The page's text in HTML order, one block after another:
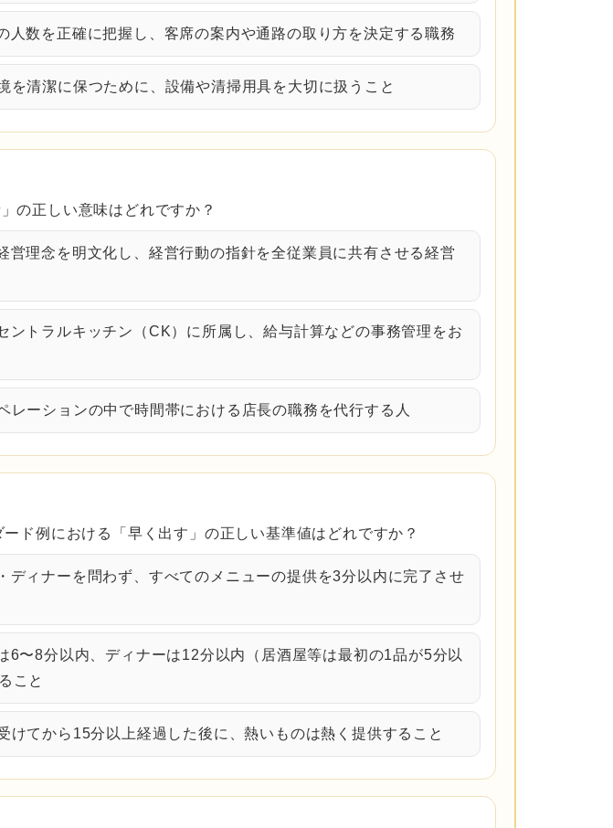
人数を正確に把握し、客席の案内や通路の取り方を決定する職務
を清潔に保つために、設備や清掃用具を大切に扱うこと
」の正しい意味はどれですか？
営理念を明文化し、経営行動の指針を全従業員に共有させる経営
ントラルキッチン（CK）に所属し、給与計算などの事務管理をお
レーションの中で時間帯における店長の職務を代行する人
ド例における「早く出す」の正しい基準値はどれですか？
ディナーを問わず、すべてのメニューの提供を3分以内に完了させ
6〜8分以内、ディナーは12分以内（居酒屋等は最初の1品が5分以
こと
けてから15分以上経過した後に、熱いものは熱く提供すること